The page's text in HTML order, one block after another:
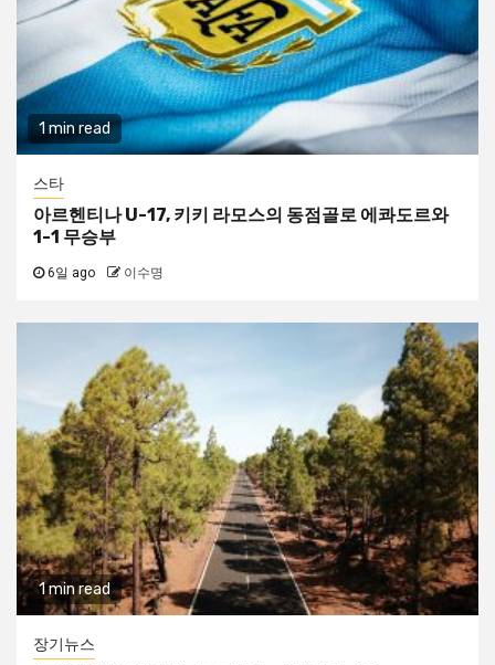
1 min read
스타
아르헨티나 U-17, 키키 라모스의 동점골로 에콰도르와
1-1 무승부
6일 ago 이수명
1 min read
장기뉴스